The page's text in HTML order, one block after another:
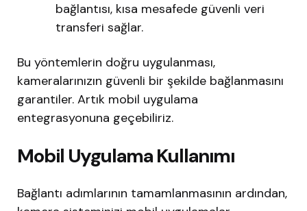
bağlantısı, kısa mesafede güvenli veri
transferi sağlar.
Bu yöntemlerin doğru uygulanması,
kameralarınızın güvenli bir şekilde bağlanmasını
garantiler. Artık mobil uygulama
entegrasyonuna geçebiliriz.
Mobil Uygulama Kullanımı
Bağlantı adımlarının tamamlanmasının ardından,